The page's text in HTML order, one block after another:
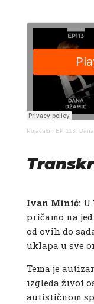
Pojačalo · EP 113: Dana
Ivan Minić: U
pričamo na
od ovih do
uklapa u sve
Tema je
izgleda život
autističnom